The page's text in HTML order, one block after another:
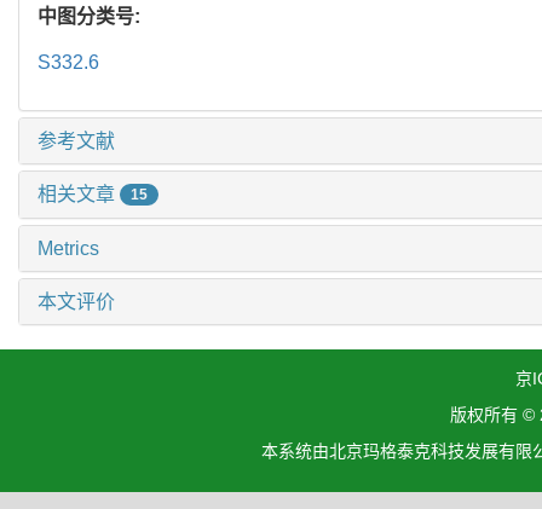
中图分类号:
S332.6
参考文献
相关文章 15
Metrics
本文评价
京
版权所有 ©
本系统由北京玛格泰克科技发展有